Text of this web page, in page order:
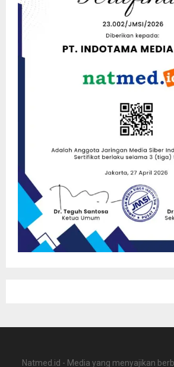
Natmed.id - Media yang menyajikan